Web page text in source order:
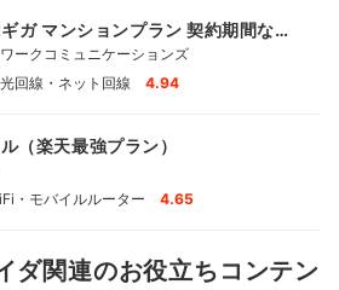
ガ マンションプラン 契約期間な
ークコミュニケーションズ
回線・ネット回線
4.94
（楽天最強プラン）
・モバイルルーター
4.65
ダ関連のお役立ちコンテン